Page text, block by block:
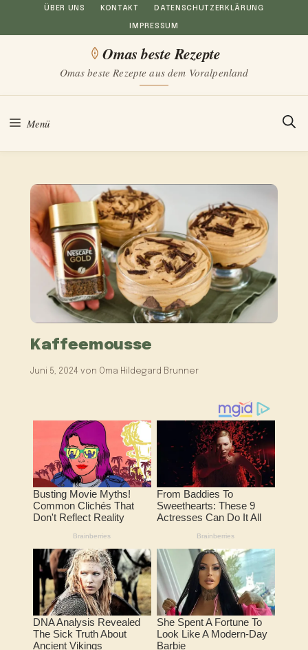
Inhalt
ÜBER UNS KONTAKT DATENSCHUTZERKLÄRUNG
IMPRESSUM
Omas beste Rezepte
Omas beste Rezepte aus dem Voralpenland
Menü
Kaffeemousse
Juni 5, 2024 von Oma Hildegard Brunner